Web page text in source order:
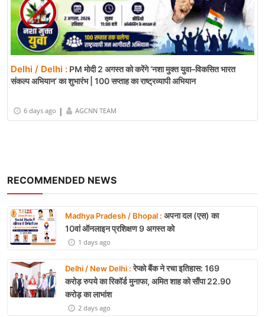
RECOMMENDED NEWS
Madhya Pradesh / Bhopal : अपना दल (एस) का
10वां ऑनलाइन प्रशिक्षण 9 अगस्त को
1 days ago
Delhi / New Delhi :रेप्को बैंक ने रचा इतिहास: 169
करोड़ रुपये का रिकॉर्ड मुनाफा, अमित शाह को सौंपा 22.90
करोड़ का लाभांश
2 days ago
Delhi / Delhi : PM मोदी 2 अगस्त को करेंगे ‘नशा मुक्त युवा–विकसित भारत
संकल्प अभियान’ का शुभारंभ | 100 सप्ताह का राष्ट्रव्यापी अभियान
6 days ago | AGCNN TEAM